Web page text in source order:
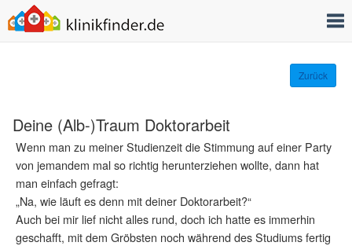
Zurück
Deine (Alb-)Traum Doktorarbeit
Wenn man zu meiner Studienzeit die Stimmung auf einer Party
von jemandem mal so richtig herunterziehen wollte, dann hat
man einfach gefragt:
„Na, wie läuft es denn mit deiner Doktorarbeit?“
Auch bei mir lief nicht alles rund, doch ich hatte es immerhin
geschafft, mit dem Gröbsten noch während des Studiums fertig